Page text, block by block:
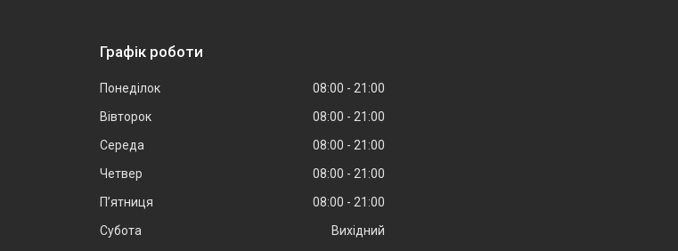
Графік роботи
Понеділок 08:00
21:00
Вівторок
08:00
21:00
Середа
08:00
21:00
Четвер
08:00
21:00
Пʼятниця
08:00
21:00
Субота
Вихідний